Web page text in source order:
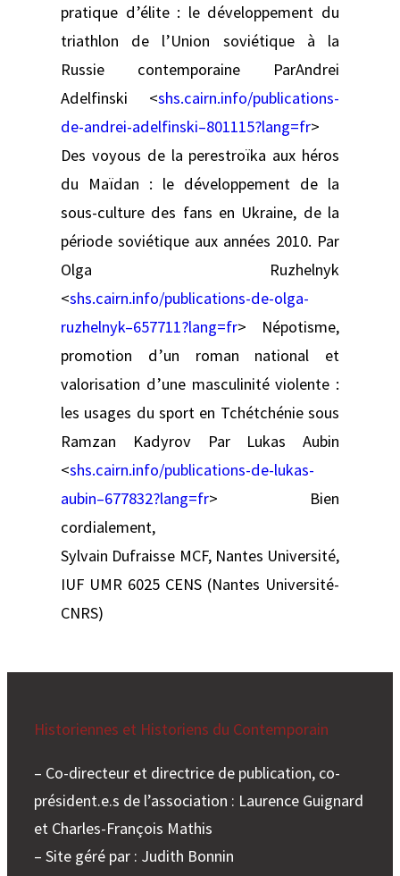
pratique d’élite : le développement du
triathlon de l’Union soviétique à la
Russie contemporaine ParAndrei
Adelfinski <shs.cairn.info/publications-
de-andrei-adelfinski–801115?lang=fr>
Des voyous de la perestroïka aux héros
du Maïdan : le développement de la
sous-culture des fans en Ukraine, de la
période soviétique aux années 2010. Par
Olga Ruzhelnyk
<shs.cairn.info/publications-de-olga-
ruzhelnyk–657711?lang=fr> Népotisme,
promotion d’un roman national et
valorisation d’une masculinité violente :
les usages du sport en Tchétchénie sous
Ramzan Kadyrov Par Lukas Aubin
<shs.cairn.info/publications-de-lukas-
aubin–677832?lang=fr> Bien
cordialement,
Sylvain Dufraisse MCF, Nantes Université,
IUF UMR 6025 CENS (Nantes Université-
CNRS)
Historiennes et Historiens du Contemporain
– Co-directeur et directrice de publication, co-
président.e.s de l’association : Laurence Guignard
et Charles-François Mathis
– Site géré par : Judith Bonnin